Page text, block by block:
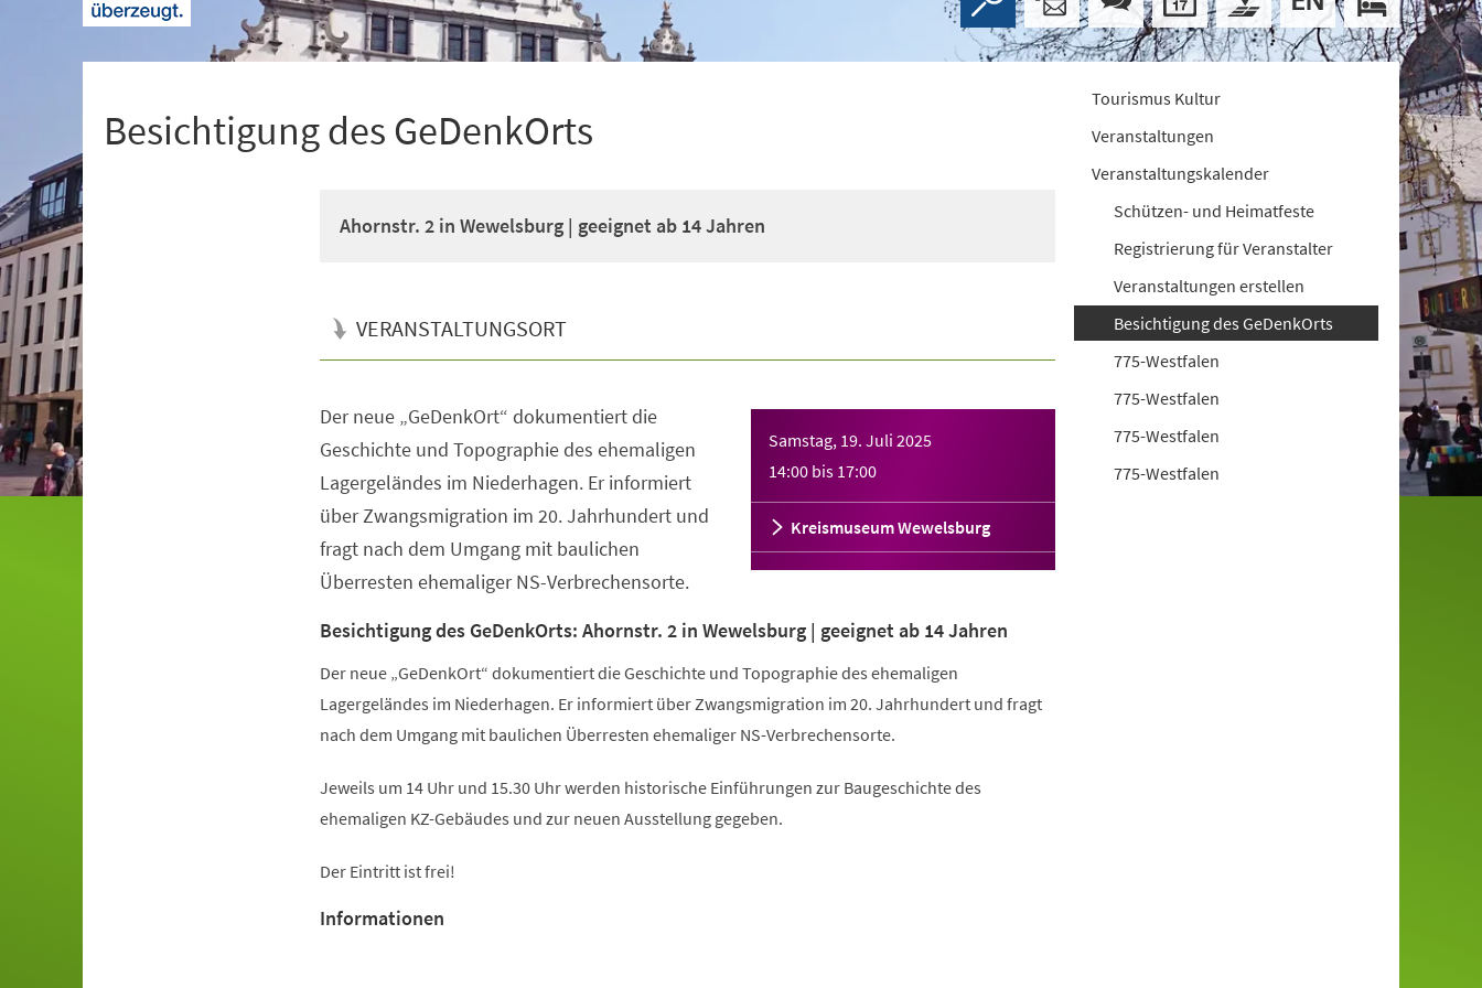
Besichtigung des GeDenkOrts
Ahornstr. 2 in Wewelsburg | geeignet ab 14 Jahren
VERANSTALTUNGSORT
Samstag, 19. Juli 2025
14:00 bis 17:00
Kreismuseum Wewelsburg
Der neue „GeDenkOrt“ dokumentiert die
Geschichte und Topographie des ehemaligen
Lagergeländes im Niederhagen. Er informiert
über Zwangsmigration im 20. Jahrhundert und
fragt nach dem Umgang mit baulichen
Überresten ehemaliger NS-Verbrechensorte.
Besichtigung des GeDenkOrts: Ahornstr. 2 in Wewelsburg | geeignet ab 14 Jahren
Der neue „GeDenkOrt“ dokumentiert die Geschichte und Topographie des ehemaligen
Lagergeländes im Niederhagen. Er informiert über Zwangsmigration im 20. Jahrhundert und fragt
nach dem Umgang mit baulichen Überresten ehemaliger NS-Verbrechensorte.
Jeweils um 14 Uhr und 15.30 Uhr werden historische Einführungen zur Baugeschichte des
ehemaligen KZ-Gebäudes und zur neuen Ausstellung gegeben.
Der Eintritt ist frei!
Informationen
Tourismus Kultur
Veranstaltungen
Veranstaltungskalender
Schützen- und Heimatfeste
Registrierung für Veranstalter
Veranstaltungen erstellen
Besichtigung des GeDenkOrts
775-Westfalen
775-Westfalen
775-Westfalen
775-Westfalen